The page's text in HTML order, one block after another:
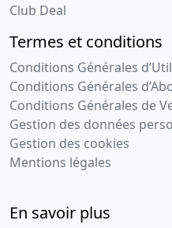
Club Deal
Termes et conditions
Conditions Générales
Conditions Générales
Conditions Générales de
Gestion des données
Gestion des cookies
Mentions légales
En savoir plus